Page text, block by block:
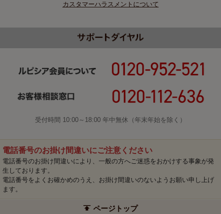
カスタマーハラスメントについて
受付時間 10:00～18:00 年中無休（年末年始を除く）
電話番号のお掛け間違いにご注意ください
電話番号のお掛け間違いにより、一般の方へご迷惑をおかけする事象が発
生しております。
電話番号をよくお確かめのうえ、お掛け間違いのないようお願い申し上げ
ます。
ページトップ